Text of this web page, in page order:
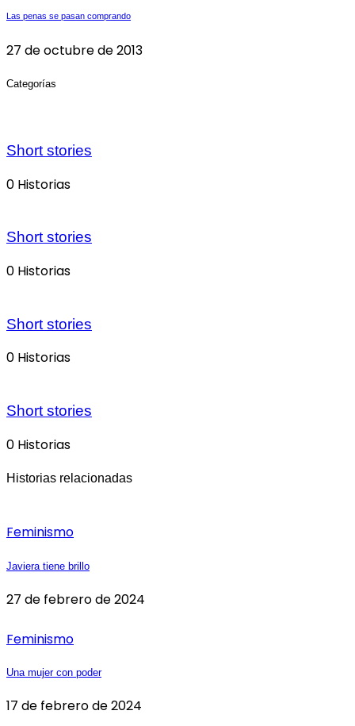
Las penas se pasan comprando
27 de octubre de 2013
Categorías
Short stories
0 Historias
Short stories
0 Historias
Short stories
0 Historias
Short stories
0 Historias
Historias relacionadas
Feminismo
Javiera tiene brillo
27 de febrero de 2024
Feminismo
Una mujer con poder
17 de febrero de 2024